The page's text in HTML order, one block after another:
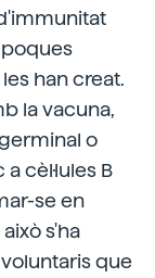
poques
han creat.
la vacuna,
o
cèl·lules B
se en
s'ha
que